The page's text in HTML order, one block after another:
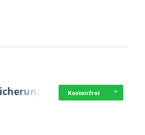
Kostenfrei